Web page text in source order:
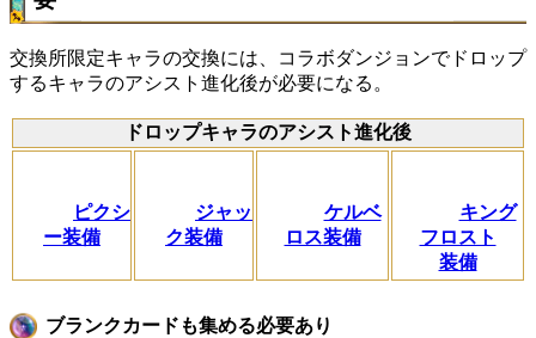
交換所限定キャラの交換には、コラボダンジョンでドロップ
するキャラのアシスト進化後が必要になる。
ドロップキャラのアシスト進化後
ピクシ
ー装備
ジャッ
ク装備
ケルベ
ロス装備
キング
フロスト
装備
ブランクカードも集める必要あり